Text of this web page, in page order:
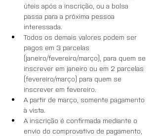
úteis após a inscrição, ou a bolsa
passa para a próxima pessoa
interessada.
Todos os demais valores podem ser
pagos em 3 parcelas
(janeiro/fevereiro/março), para quem se
inscrever em janeiro ou em 2 parcelas
(fevereiro/março) para quem se
inscrever em fevereiro.
A partir de março, somente pagamento
à vista.
A inscrição é confirmada mediante o
envio do comprovativo de pagamento,